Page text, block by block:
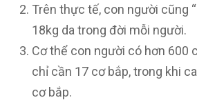
Trên thực tế, con người cũng
18kg da trong đời mỗi người.
Cơ thể con người có hơn 600
chỉ cần 17 cơ bắp, trong khi
cơ bắp.